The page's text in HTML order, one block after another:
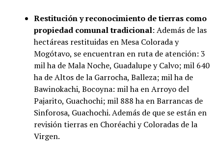
Restitución y reconocimiento de tierras como
propiedad comunal tradicional: Además de las
hectáreas restituidas en Mesa Colorada y
Mogótavo, se encuentran en ruta de atención: 3
mil ha de Mala Noche, Guadalupe y Calvo; mil 640
ha de Altos de la Garrocha, Balleza; mil ha de
Bawinokachi, Bocoyna: mil ha en Arroyo del
Pajarito, Guachochi; mil 888 ha en Barrancas de
Sinforosa, Guachochi. Además de que se están en
revisión tierras en Choréachi y Coloradas de la
Virgen.